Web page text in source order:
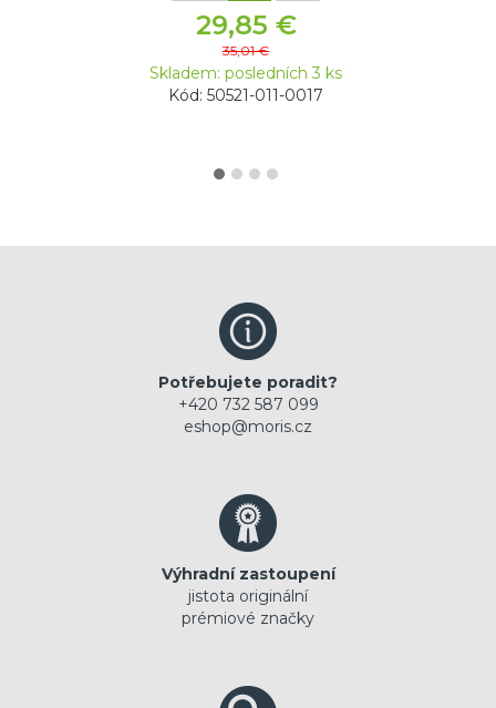
29,85 €
35,01 €
Skladem: posledních 3 ks
Kód: 50521-011-0017
Potřebujete poradit?
+420 732 587 099
eshop@moris.cz
Výhradní zastoupení
jistota originální
prémiové značky